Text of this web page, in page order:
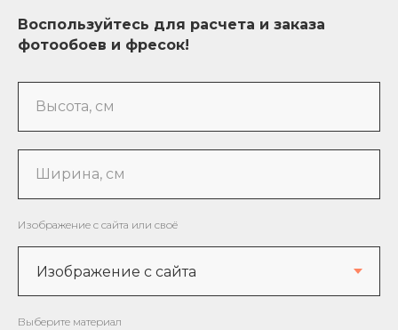
Воспользуйтесь для расчета и заказа
фотообоев и фресок!
Высота, см
Ширина, см
Изображение с сайта или своё
Выберите материал